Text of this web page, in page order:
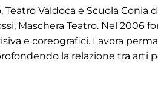
Valdoca e Scuola Conia
Maschera Teatro. Nel 2006
e coreografici. Lavora
la relazione tra arti